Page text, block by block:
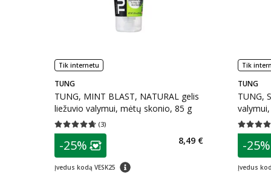
Tik internetu
TUNG
TUNG, MINT BLAST, NATURAL gelis
liežuvio valymui, mėtų skonio, 85 g
(3)
Vidutinis įvertinimas 4.67
patarimas
Lojalumo klubo narių nuolaida:
-25%
Įvedus kodą VESK25 patarimas
8,49 €
Tik
TUNG
TUNG,
Vidutinis
-25%
Įvedus